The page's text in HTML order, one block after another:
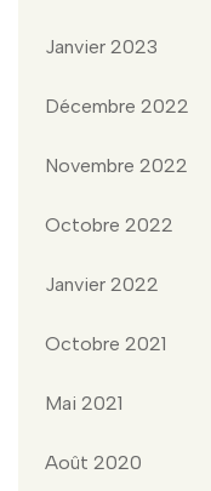
Janvier 2023
Décembre 2022
Novembre 2022
Octobre 2022
Janvier 2022
Octobre 2021
Mai 2021
Août 2020